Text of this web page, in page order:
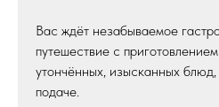
Вас ждёт незабываемое
путешествие с
утончённых, изысканных
подаче.